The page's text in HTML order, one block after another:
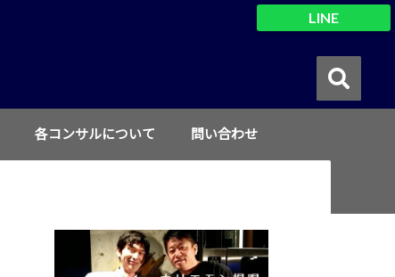
LINE
各コンサルについて 問い合わせ